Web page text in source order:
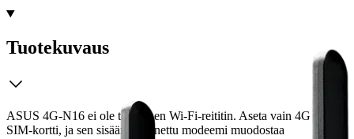
Tuotekuvaus
ASUS 4G-N16 ei ole tavallinen Wi-Fi-reititin. Aseta vain 4G LTE
SIM-kortti, ja sen sisäänrakennettu modeemi muodostaa